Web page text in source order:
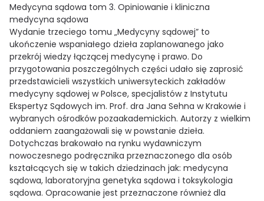
Medycyna sądowa tom 3. Opiniowanie i kliniczna
medycyna sądowa
Wydanie trzeciego tomu „Medycyny sądowej” to
ukończenie wspaniałego dzieła zaplanowanego jako
przekrój wiedzy łączącej medycynę i prawo. Do
przygotowania poszczególnych części udało się zaprosić
przedstawicieli wszystkich uniwersyteckich zakładów
medycyny sądowej w Polsce, specjalistów z Instytutu
Ekspertyz Sądowych im. Prof. dra Jana Sehna w Krakowie i
wybranych ośrodków pozaakademickich. Autorzy z wielkim
oddaniem zaangażowali się w powstanie dzieła.
Dotychczas brakowało na rynku wydawniczym
nowoczesnego podręcznika przeznaczonego dla osób
kształcących się w takich dziedzinach jak: medycyna
sądowa, laboratoryjna genetyka sądowa i toksykologia
sądowa. Opracowanie jest przeznaczone również dla